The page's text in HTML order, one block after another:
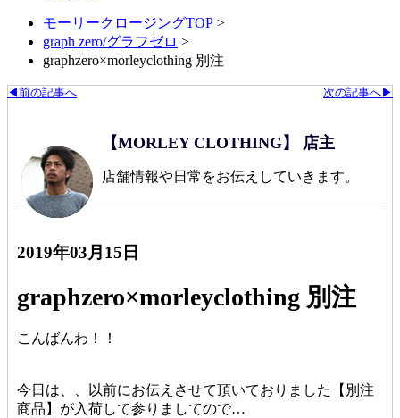
モーリークロージングTOP >
graph zero/グラフゼロ >
graphzero×morleyclothing 別注
次の記事へ▶
◀前の記事へ
【MORLEY CLOTHING】 店主
店舗情報や日常をお伝えしていきます。
2019年03月15日
graphzero×morleyclothing 別注
こんばんわ！！
今日は、、以前にお伝えさせて頂いておりました【別注
商品】が入荷して参りましてので…